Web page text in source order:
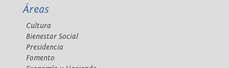
Áreas
Cultura
Bienestar Social
Presidencia
Fomento